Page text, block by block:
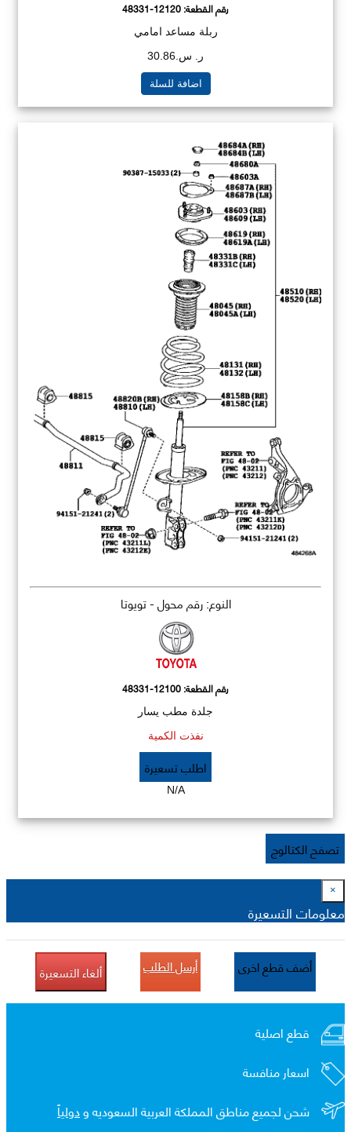
رقم القطعة:48331-12120
ربلة مساعد امامي
ر. س.30.86
اضافة للسلة
النوع: رقم محول - تويوتا
رقم القطعة:48331-12100
جلدة مطب يسار
نفذت الكمية
اطلب تسعيرة
N/A
تصفح الكتالوج
×
معلومات التسعيرة
أضف قطع اخرى أرسل الطلب ألغاء التسعيرة
قطع اصلية
اسعار منافسة
شحن لجميع مناطق المملكة العربية السعوديه ودولياً